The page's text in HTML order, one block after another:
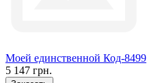
Моей единственной Код-8499
5 147 грн.